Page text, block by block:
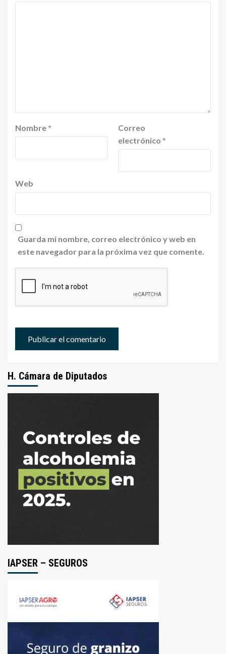
Nombre *
Correo
electrónico *
Web
Guarda mi nombre, correo electrónico y web en
este navegador para la próxima vez que comente.
H. Cámara de Diputados
IAPSER – SEGUROS